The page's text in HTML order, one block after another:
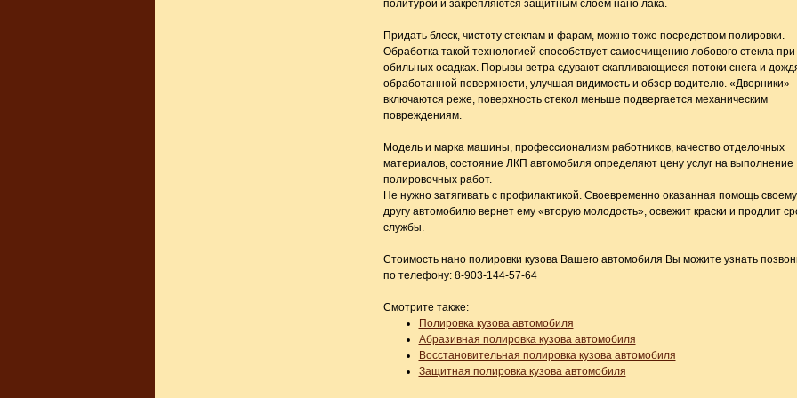
политурой и закрепляются защитным слоем нано лака.
Придать блеск, чистоту стеклам и фарам, можно тоже посредством полировки.
Обработка такой технологией способствует самоочищению лобового стекла при
обильных осадках. Порывы ветра сдувают скапливающиеся потоки снега и
обработанной поверхности, улучшая видимость и обзор водителю. «Дворники»
включаются реже, поверхность стекол меньше подвергается механическим
повреждениям.
Модель и марка машины, профессионализм работников, качество отделочных
материалов, состояние ЛКП автомобиля определяют цену услуг на выполнение
полировочных работ.
Не нужно затягивать с профилактикой. Своевременно оказанная помощь своему
другу автомобилю вернет ему «вторую молодость», освежит краски и продлит
службы.
Стоимость нано полировки кузова Вашего автомобиля Вы можите узнать
по телефону: 8-903-144-57-64
Смотрите также:
Полировка кузова автомобиля
Абразивная полировка кузова автомобиля
Восстановительная полировка кузова автомобиля
Защитная полировка кузова автомобиля